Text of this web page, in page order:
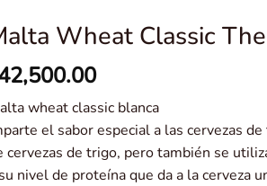
Wheat Classic
wheat classic blanca
el sabor especial a las cervezas
cervezas de trigo, pero también se
nivel de proteína que da a la cerveza